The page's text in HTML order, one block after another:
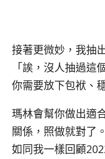
接著更微妙，我抽
「誒，沒人抽過這
你需要放下包袱、
瑪林會幫你做出適
關係，照做就對了
如同我一樣回顧